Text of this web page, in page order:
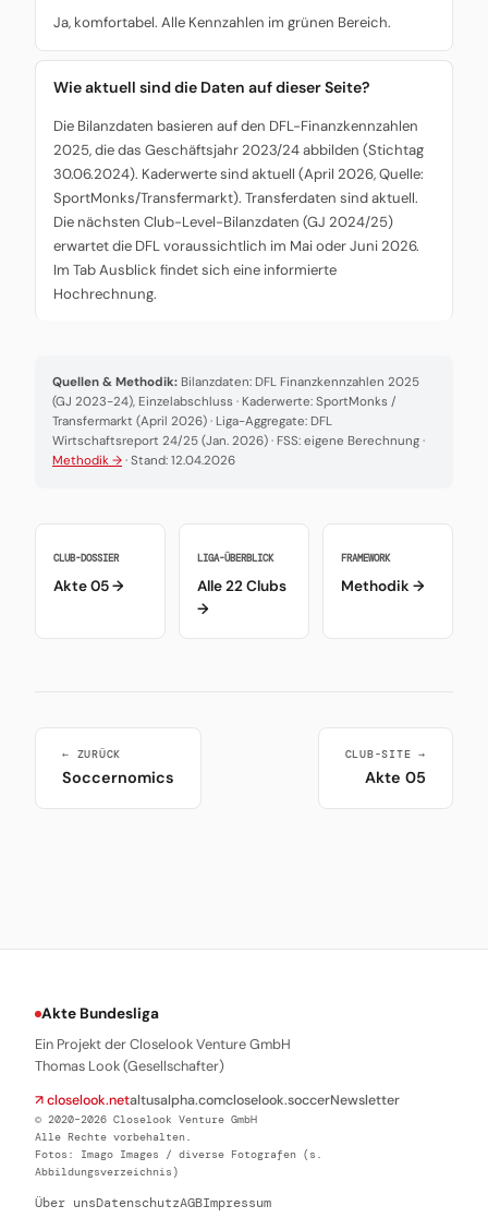
Ja, komfortabel. Alle Kennzahlen im grünen Bereich.
Wie aktuell sind die Daten auf dieser Seite?
Die Bilanzdaten basieren auf den DFL-Finanzkennzahlen
2025, die das Geschäftsjahr 2023/24 abbilden (Stichtag
30.06.2024). Kaderwerte sind aktuell (April 2026, Quelle:
SportMonks/Transfermarkt). Transferdaten sind aktuell.
Die nächsten Club-Level-Bilanzdaten (GJ 2024/25)
erwartet die DFL voraussichtlich im Mai oder Juni 2026.
Im Tab Ausblick findet sich eine informierte
Hochrechnung.
Quellen & Methodik: Bilanzdaten: DFL Finanzkennzahlen 2025
(GJ 2023-24), Einzelabschluss · Kaderwerte: SportMonks /
Transfermarkt (April 2026) · Liga-Aggregate: DFL
Wirtschaftsreport 24/25 (Jan. 2026) · FSS: eigene Berechnung ·
Methodik → · Stand: 12.04.2026
CLUB-DOSSIER
Akte 05 →
LIGA-ÜBERBLICK
Alle 22 Clubs
→
FRAMEWORK
Methodik →
← ZURÜCK
Soccernomics
CLUB-SITE →
Akte 05
Akte Bundesliga
Ein Projekt der Closelook Venture GmbH
Thomas Look (Gesellschafter)
↗ closelook.netaltusalpha.comcloselook.soccerNewsletter
© 2020–2026 Closelook Venture GmbH
Alle Rechte vorbehalten.
Fotos: Imago Images / diverse Fotografen (s.
Abbildungsverzeichnis)
Über unsDatenschutzAGBImpressum